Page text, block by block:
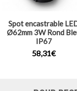
Spot encastrable
Ø62mm 3W Rond
IP67
58,31€